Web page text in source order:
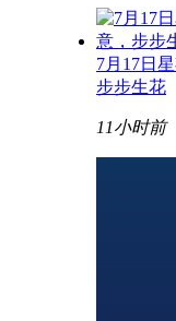
7月17日
步步生花
11小时前